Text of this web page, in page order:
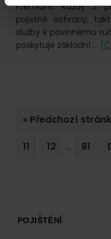
Premiant. Každý z
pojistné ochrany,
služby k povinnému
poskytuje základní …
« Jdi
Předchozí
Go
11
Go
12
Interim
…
Go
81
FooterPOJIŠTĚNÍ